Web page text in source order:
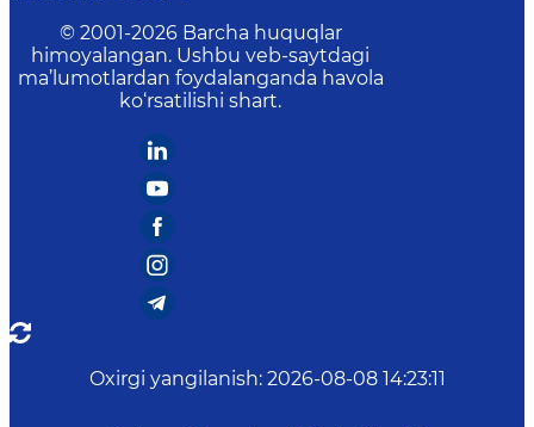
© 2001-2026 Barcha huquqlar
himoyalangan. Ushbu veb-saytdagi
ma’lumotlardan foydalanganda havola
ko‘rsatilishi shart.
Oxirgi yangilanish: 2026-08-08 14:23:11